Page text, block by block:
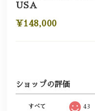
USA
¥148,000
ショップの評価
すべて 43